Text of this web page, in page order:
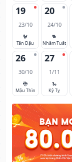
19
23/10
🐓
Tân Dậu
20
24/10
🐕
Nhâm Tuất
26
30/10
🐉
Mậu Thìn
27
1/11
🐍
Kỷ Tỵ